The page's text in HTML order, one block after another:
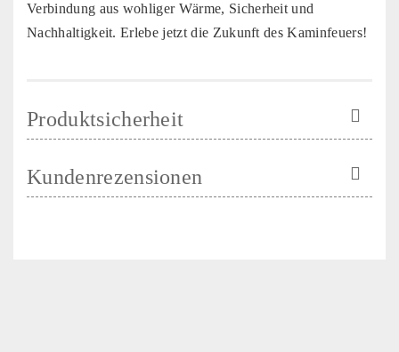
Verbindung aus wohliger Wärme, Sicherheit und
Nachhaltigkeit. Erlebe jetzt die Zukunft des Kaminfeuers!
Produktsicherheit
Kundenrezensionen